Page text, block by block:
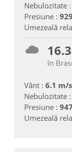
Nebulozitate :
Presiune :
Umezeală
în
Vânt : 6.1 m/
Nebulozitate :
Presiune :
Umezeală